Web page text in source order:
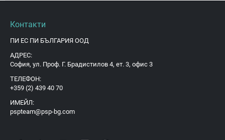
Контакти
ПИ ЕС ПИ БЪЛГАРИЯ ООД
АДРЕС:
София, ул. Проф. Г. Брадистилов 4, ет. 3, офис 3
ТЕЛЕФОН:
+359 (2) 439 40 70
ИМЕЙЛ:
pspteam@psp-bg.com